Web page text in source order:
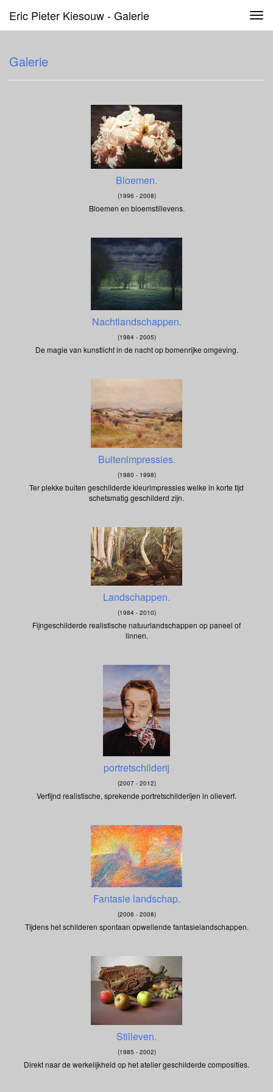
Eric Pieter Kiesouw - Galerie
Galerie
Bloemen.
(1996 - 2008)
Bloemen en bloemstillevens.
Nachtlandschappen.
(1984 - 2005)
De magie van kunstlicht in de nacht op bomenrijke omgeving.
Buitenimpressies.
(1980 - 1998)
Ter plekke buiten geschilderde kleurimpressies welke in korte tijd
schetsmatig geschilderd zijn.
Landschappen.
(1984 - 2010)
Fijngeschilderde realistische natuurlandschappen op paneel of
linnen.
portretschilderij
(2007 - 2012)
Verfijnd realistische, sprekende portretschilderijen in olieverf.
Fantasie landschap.
(2006 - 2008)
Tijdens het schilderen spontaan opwellende fantasielandschappen.
Stilleven.
(1985 - 2002)
Direkt naar de werkelijkheid op het atelier geschilderde composities.